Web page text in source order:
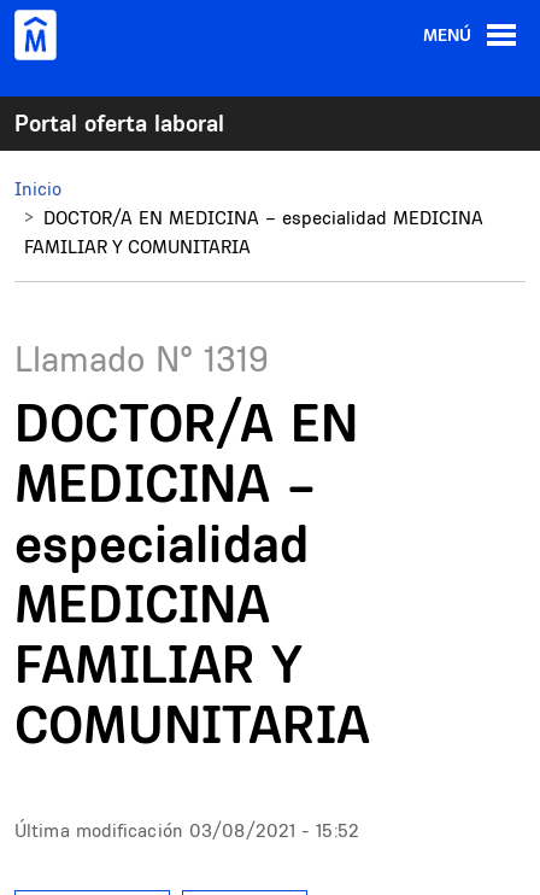
Pasar al contenido principal
MENÚ
Portal oferta laboral
Inicio
DOCTOR/A EN MEDICINA – especialidad MEDICINA
FAMILIAR Y COMUNITARIA
Llamado N° 1319
DOCTOR/A EN
MEDICINA –
especialidad
MEDICINA
FAMILIAR Y
COMUNITARIA
Última modificación 03/08/2021 - 15:52